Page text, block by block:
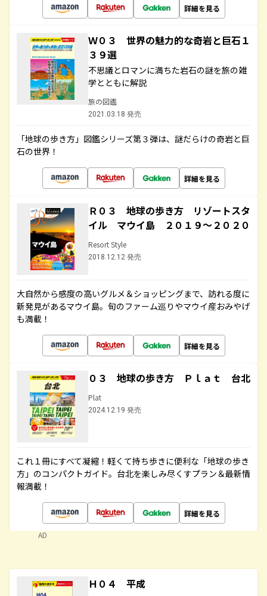
詳細を見る
Ｗ０３ 世界の魅力的な奇岩と巨石１
３９選
不思議とロマンに満ちた岩石の謎を旅の雑
学とともに解説
旅の図鑑
2021.03.18 発売
「地球の歩き方」図鑑シリーズ第３弾は、謎だらけの奇岩と巨
石の世界！
詳細を見る
Ｒ０３ 地球の歩き方 リゾートスタ
イル マウイ島 ２０１９～２０２０
Resort Style
2018.12.12 発売
大自然から感度の高いグルメ＆ショッピングまで、訪れる度に
新発見があるマウイ島。旬のファーム巡りやマウイ産おみやげ
も満載！
詳細を見る
０３ 地球の歩き方 Ｐｌａｔ 台北
Plat
2024.12.19 発売
これ１冊にすべて凝縮！軽くて持ち歩きに便利な「地球の歩き
方」のコンパクトガイド。台北を楽しみ尽くすプラン＆最新情
報満載！
詳細を見る
AD
Ｈ０４ 平成